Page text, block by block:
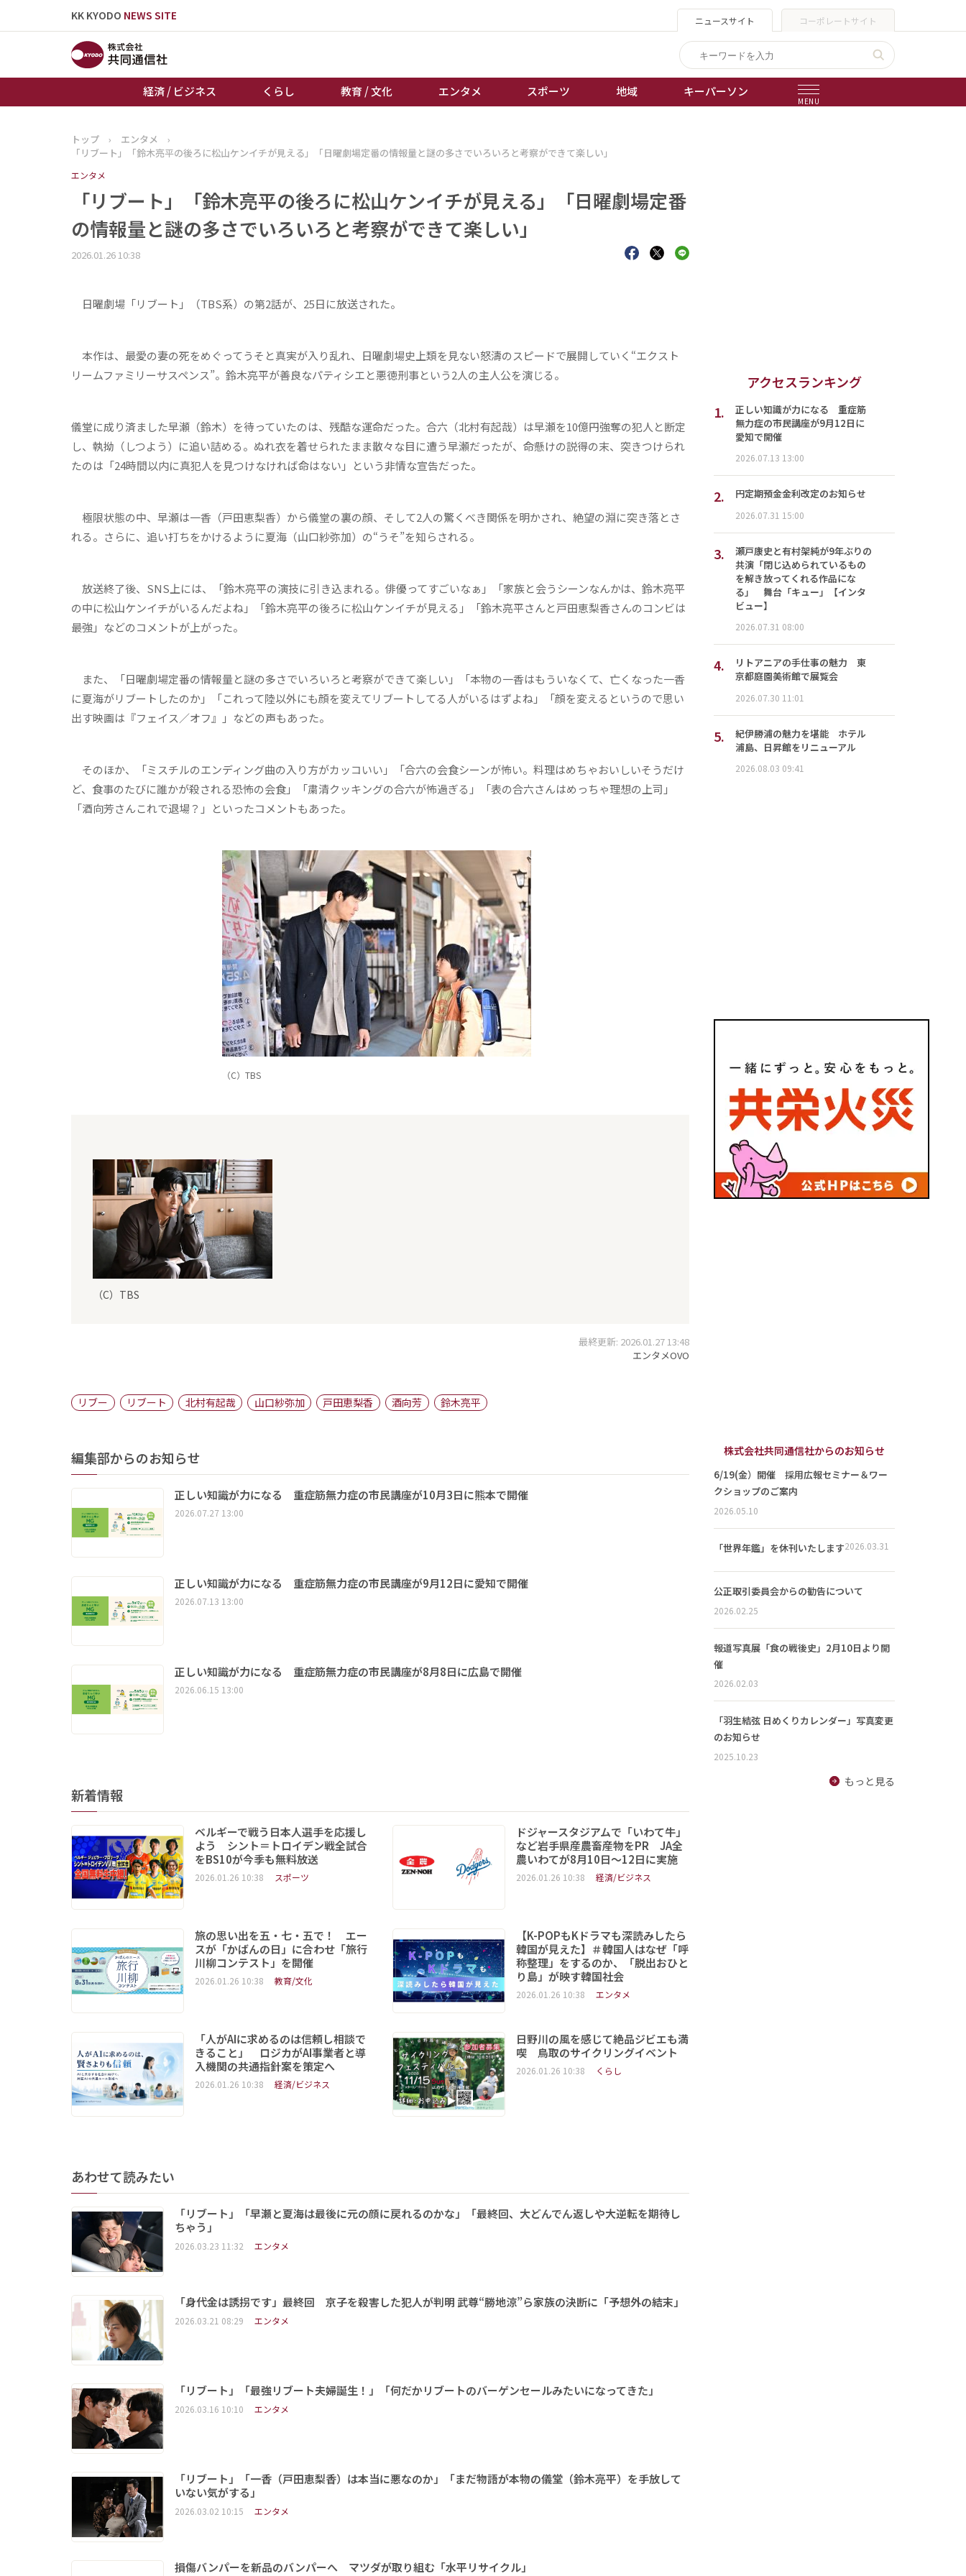
KK KYODO NEWS SITE ニュースサイト コーポレートサイト
経済 / ビジネス くらし 教育 / 文化 エンタメ スポーツ 地域 キーパーソン
MENU
トップページ
エンタメ
スポーツ
競輪
トップ › エンタメ
›
「リブート」「鈴木亮平の後ろに松山ケンイチが見える」「日曜劇場定番の情報量と謎の多さでいろいろと考察ができて楽しい」
エンタメ
「リブート」「鈴木亮平の後ろに松山ケンイチが見える」「日曜劇場定番
の情報量と謎の多さでいろいろと考察ができて楽しい」
2026.01.26 10:38
日曜劇場「リブート」（TBS系）の第2話が、25日に放送された。
本作は、最愛の妻の死をめぐってうそと真実が入り乱れ、日曜劇場史上類を見ない怒濤のスピードで展開していく“エクスト
リームファミリーサスペンス”。鈴木亮平が善良なパティシエと悪徳刑事という2人の主人公を演じる。
儀堂に成り済ました早瀬（鈴木）を待っていたのは、残酷な運命だった。合六（北村有起哉）は早瀬を10億円強奪の犯人と断定
し、執拗（しつよう）に追い詰める。ぬれ衣を着せられたまま散々な目に遭う早瀬だったが、命懸けの説得の末、突きつけられ
たのは「24時間以内に真犯人を見つけなければ命はない」という非情な宣告だった。
極限状態の中、早瀬は一香（戸田恵梨香）から儀堂の裏の顔、そして2人の驚くべき関係を明かされ、絶望の淵に突き落とさ
れる。さらに、追い打ちをかけるように夏海（山口紗弥加）の“うそ”を知らされる。
放送終了後、SNS上には、「鈴木亮平の演技に引き込まれる。俳優ってすごいなぁ」「家族と会うシーンなんかは、鈴木亮平
の中に松山ケンイチがいるんだよね」「鈴木亮平の後ろに松山ケンイチが見える」「鈴木亮平さんと戸田恵梨香さんのコンビは
最強」などのコメントが上がった。
また、「日曜劇場定番の情報量と謎の多さでいろいろと考察ができて楽しい」「本物の一香はもういなくて、亡くなった一香
に夏海がリブートしたのか」「これって陸以外にも顔を変えてリブートしてる人がいるはずよね」「顔を変えるというので思い
出す映画は『フェイス／オフ』」などの声もあった。
そのほか、「ミスチルのエンディング曲の入り方がカッコいい」「合六の会食シーンが怖い。料理はめちゃおいしいそうだけ
ど、食事のたびに誰かが殺される恐怖の会食」「粛清クッキングの合六が怖過ぎる」「表の合六さんはめっちゃ理想の上司」
「酒向芳さんこれで退場？」といったコメントもあった。
（C）TBS
（C）TBS
最終更新: 2026.01.27 13:48
エンタメOVO
リブー リブート 北村有起哉 山口紗弥加 戸田恵梨香 酒向芳 鈴木亮平
編集部からのお知らせ
正しい知識が力になる 重症筋無力症の市民講座が10月3日に熊本で開催
2026.07.27 13:00
正しい知識が力になる 重症筋無力症の市民講座が9月12日に愛知で開催
2026.07.13 13:00
正しい知識が力になる 重症筋無力症の市民講座が8月8日に広島で開催
2026.06.15 13:00
新着情報
ベルギーで戦う日本人選手を応援し
よう シント＝トロイデン戦全試合
をBS10が今季も無料放送
2026.01.26 10:38 スポーツ
ドジャースタジアムで「いわて牛」
など岩手県産農畜産物をPR JA全
農いわてが8月10日～12日に実施
2026.01.26 10:38 経済/ビジネス
旅の思い出を五・七・五で！ エー
スが「かばんの日」に合わせ「旅行
川柳コンテスト」を開催
2026.01.26 10:38 教育/文化
【K-POPもKドラマも深読みしたら
韓国が見えた】＃韓国人はなぜ「呼
称整理」をするのか、「脱出おひと
り島」が映す韓国社会
2026.01.26 10:38 エンタメ
「人がAIに求めるのは信頼し相談で
きること」 ロジカがAI事業者と導
入機関の共通指針案を策定へ
2026.01.26 10:38 経済/ビジネス
日野川の風を感じて絶品ジビエも満
喫 鳥取のサイクリングイベント
2026.01.26 10:38 くらし
あわせて読みたい
「リブート」「早瀬と夏海は最後に元の顔に戻れるのかな」「最終回、大どんでん返しや大逆転を期待し
ちゃう」
2026.03.23 11:32 エンタメ
「身代金は誘拐です」最終回 京子を殺害した犯人が判明 武尊“勝地涼”ら家族の決断に「予想外の結末」
2026.03.21 08:29 エンタメ
「リブート」「最強リブート夫婦誕生！」「何だかリブートのバーゲンセールみたいになってきた」
2026.03.16 10:10 エンタメ
「リブート」「一香（戸田恵梨香）は本当に悪なのか」「まだ物語が本物の儀堂（鈴木亮平）を手放して
いない気がする」
2026.03.02 10:15 エンタメ
損傷バンパーを新品のバンパーへ マツダが取り組む「水平リサイクル」
アクセスランキング
1.
正しい知識が力になる 重症筋
無力症の市民講座が9月12日に
愛知で開催
2026.07.13 13:00
2. 円定期預金金利改定のお知らせ
2026.07.31 15:00
3.
瀬戸康史と有村架純が9年ぶりの
共演「閉じ込められているもの
を解き放ってくれる作品にな
る」 舞台「キュー」【インタ
ビュー】
2026.07.31 08:00
4.
リトアニアの手仕事の魅力 東
京都庭園美術館で展覧会
2026.07.30 11:01
5.
紀伊勝浦の魅力を堪能 ホテル
浦島、日昇館をリニューアル
2026.08.03 09:41
株式会社共同通信社からのお知らせ
6/19(金）開催 採用広報セミナー＆ワー
クショップのご案内
2026.05.10
「世界年鑑」を休刊いたします2026.03.31
公正取引委員会からの勧告について
2026.02.25
報道写真展「食の戦後史」2月10日より開
催
2026.02.03
「羽生結弦 日めくりカレンダー」写真変更
のお知らせ
2025.10.23
もっと見る